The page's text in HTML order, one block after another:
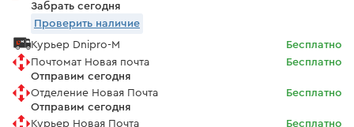
Забрать сегодня
Проверить наличие
Курьер Dnipro-M
Бесплатно
Почтомат Новая почта
Отправим сегодня
Бесплатно
Отделение Новая Почта
Отправим сегодня
Бесплатно
Курьер Новая Почта
Бесплатно